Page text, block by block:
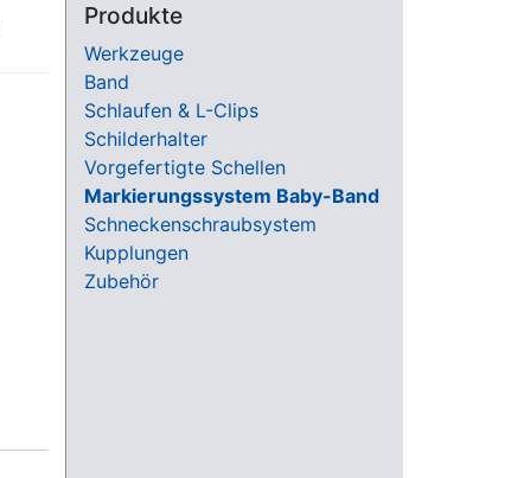
Produkte
Werkzeuge
Band
Schlaufen & L-Clips
Schilderhalter
Vorgefertigte Schellen
Markierungssystem Baby-Band
Schneckenschraubsystem
Kupplungen
Zubehör